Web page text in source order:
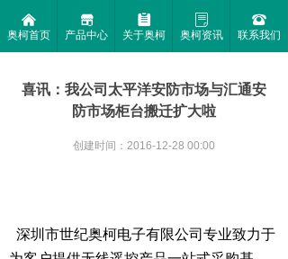
낀
奥柯首页
끵
产品中心
뀳
关于奥柯
ꂓ
奥柯资讯
뀰
联系我们
喜讯：我公司太平洋安防市场与汇通安
防市场柜台搬迁扩大啦
深圳市世纪奥柯电子有限公司专业致力于
创建时间： 2016-12-28 00:00